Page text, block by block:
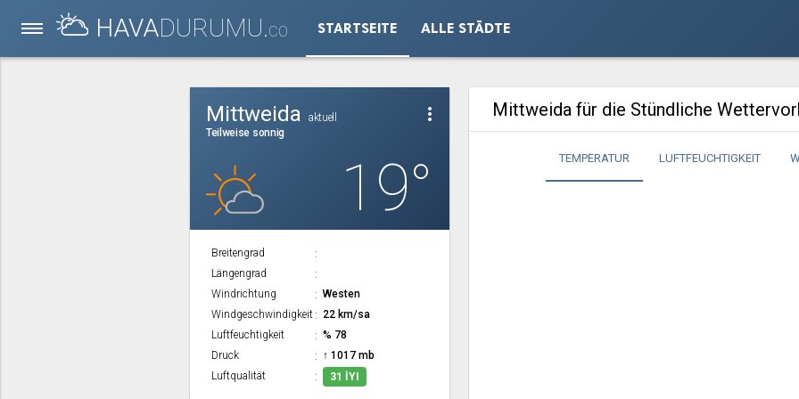
HAVADURUMU.CO STARTSEITE ALLE STÄDTE
more_vert
Mittweida
aktuell
Teilweise sonnig
19°
Breitengrad
Längengrad
Windrichtung
Westen
Windgeschwindigkeit
22 km/sa
Luftfeuchtigkeit
% 78
Druck
↑ 1017 mb
Luftqualität
31 İYI
Mittweida für die Stündliche
TEMPERATUR LUFTFEUCHTIGKEIT